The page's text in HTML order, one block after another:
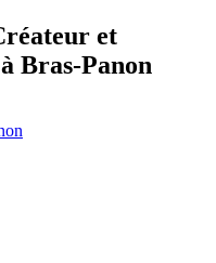
et
Bras-Panon